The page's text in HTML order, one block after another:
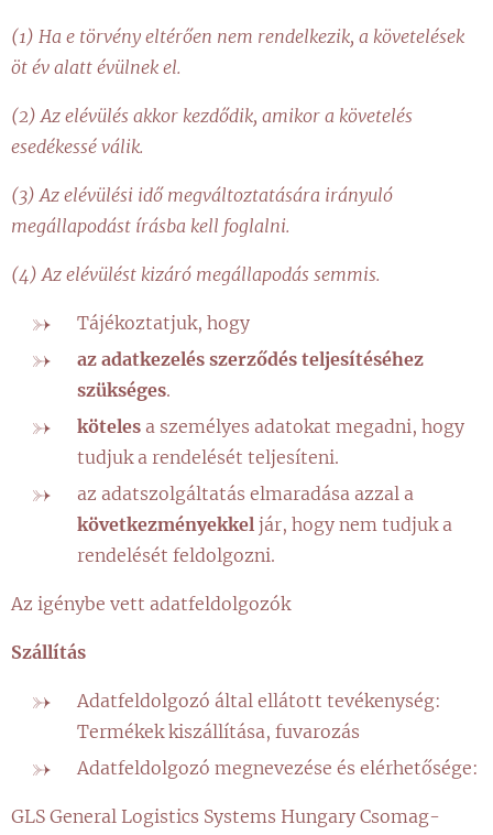
(1) Ha e törvény eltérően nem rendelkezik, a követelések
öt év alatt évülnek el.
(2) Az elévülés akkor kezdődik, amikor a követelés
esedékessé válik.
(3) Az elévülési idő megváltoztatására irányuló
megállapodást írásba kell foglalni.
(4) Az elévülést kizáró megállapodás semmis.
Tájékoztatjuk, hogy
az adatkezelés szerződés teljesítéséhez
szükséges.
köteles a személyes adatokat megadni, hogy
tudjuk a rendelését teljesíteni.
az adatszolgáltatás elmaradása azzal a
következményekkel jár, hogy nem tudjuk a
rendelését feldolgozni.
Az igénybe vett adatfeldolgozók
Szállítás
Adatfeldolgozó által ellátott tevékenység:
Termékek kiszállítása, fuvarozás
Adatfeldolgozó megnevezése és elérhetősége:
GLS General Logistics Systems Hungary Csomag-